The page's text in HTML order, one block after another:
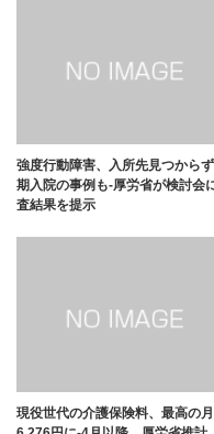
強度行動障害、入所先見つから
期入院の事例も-厚労省が検討会
査結果を提示
現役世代の介護保険料、最高の月